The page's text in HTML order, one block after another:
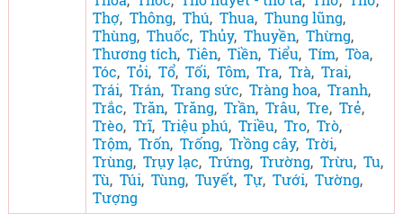
Thợ, Thông, Thú, Thua, Thung lũng,
Thùng, Thuốc, Thủy, Thuyền, Thừng,
Thương tích, Tiên, Tiền, Tiểu, Tím, Tòa,
Tóc, Tỏi, Tổ, Tối, Tôm, Tra, Trà, Trai,
Trái, Trán, Trang sức, Tràng hoa, Tranh,
Trắc, Trăn, Trăng, Trần, Trâu, Tre, Trẻ,
Trèo, Trĩ, Triệu phú, Triều, Tro, Trò,
Trộm, Trốn, Trống, Trồng cây, Trời,
Trùng, Trụy lạc, Trứng, Trường, Trừu, Tu,
Tù, Túi, Tùng, Tuyết, Tự, Tưới, Tường,
Tượng